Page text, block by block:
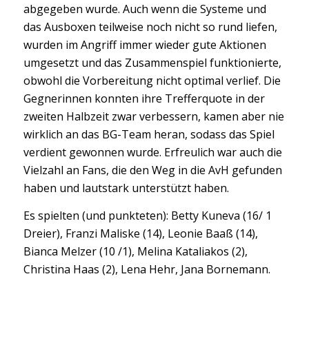
abgegeben wurde. Auch wenn die Systeme und
das Ausboxen teilweise noch nicht so rund liefen,
wurden im Angriff immer wieder gute Aktionen
umgesetzt und das Zusammenspiel funktionierte,
obwohl die Vorbereitung nicht optimal verlief. Die
Gegnerinnen konnten ihre Trefferquote in der
zweiten Halbzeit zwar verbessern, kamen aber nie
wirklich an das BG-Team heran, sodass das Spiel
verdient gewonnen wurde. Erfreulich war auch die
Vielzahl an Fans, die den Weg in die AvH gefunden
haben und lautstark unterstützt haben.
Es spielten (und punkteten): Betty Kuneva (16/ 1
Dreier), Franzi Maliske (14), Leonie Baaß (14),
Bianca Melzer (10 /1), Melina Kataliakos (2),
Christina Haas (2), Lena Hehr, Jana Bornemann.